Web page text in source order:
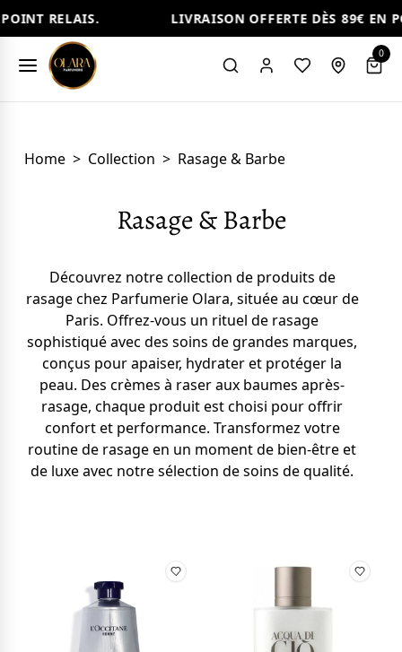
RELAIS. LIVRAISON OFFERTE DÈS 89€ EN
0
Home > Collection > Rasage & Barbe
Rasage & Barbe
Découvrez notre collection de produits de
rasage chez Parfumerie Olara, située au cœur de
Paris. Offrez-vous un rituel de rasage
sophistiqué avec des soins de grandes marques,
conçus pour apaiser, hydrater et protéger la
peau. Des crèmes à raser aux baumes après-
rasage, chaque produit est choisi pour offrir
confort et performance. Transformez votre
routine de rasage en un moment de bien-être et
de luxe avec notre sélection de soins de qualité.